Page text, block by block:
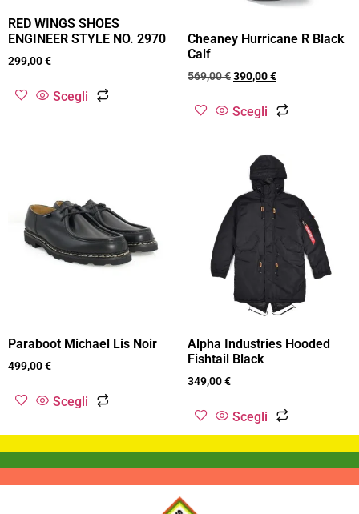
RED WINGS SHOES
ENGINEER STYLE NO. 2970
299,00€
Scegli
Cheaney Hurricane R Black
Calf
569,00€390,00€
Scegli
Paraboot Michael Lis Noir
499,00€
Scegli
Alpha Industries Hooded
Fishtail Black
349,00€
Scegli